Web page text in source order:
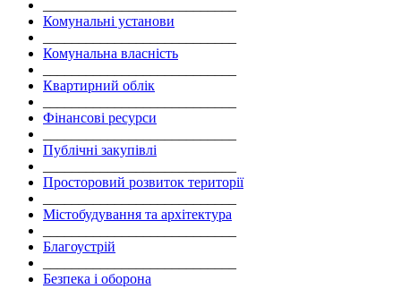
Комунальні установи
Комунальна власність
Квартирний облік
Фінансові ресурси
Публічні закупівлі
Просторовий розвиток території
Містобудування та архітектура
Благоустрій
Безпека і оборона